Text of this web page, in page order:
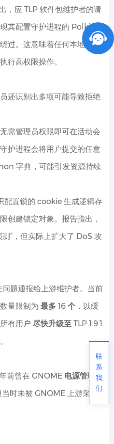
，应 TLP 软件包维护者的请
其配置守护进程的 Polkit 验
过。这意味着任何本地用户
行高权限操作。
还识别出多项可能导致拒绝
无需管理员权限即可在活动会
护进程会将用户提交的任意
字典，可能引发资源持续
配置锁的 cookie 生成逻辑存
创建锁定对象。报告指出，
”，但实际上扩大了 DoS 攻
问题通报给上游维护者。当前
量限制为 最多 16 个 ，以缓
有用户 尽快升级至 TLP 1.9.1
前曾在 GNOME 电源管理守
时未被 GNOME 上游采
联
系
我
们